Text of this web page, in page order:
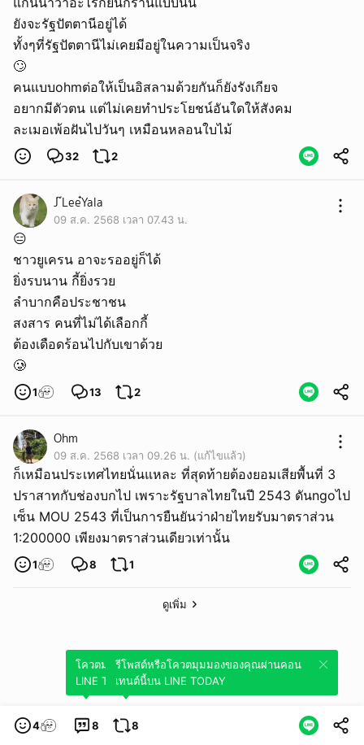
ยังจะรัฐปัตตานีอยู่ได้
ทั้งๆที่รัฐปัตตานีไม่เคยมีอยู่ในความเป็นจริง
🙄
คนแบบohmต่อให้เป็นอิสลามด้วยกันก็ยังรังเกียจ
อยากมีตัวตน แต่ไม่เคยทำประโยชน์อันใดให้สังคม
ละเมอเพ้อฝันไปวันๆ เหมือนหลอนใบไม้
32 2
J ๊Lee๋Yala
09 ส.ค. 2568 เวลา 07.43 น.
😑
ชาวยูเครน อาจะรออยู่ก็ได้
ยิ่งรบนาน กี้ยิ่งรวย
ลำบากคือประชาชน
สงสาร คนที่ไม่ได้เลือกกี้
ต้องเดือดร้อนไปกับเขาด้วย
🥲
1 13 2
Ohm
09 ส.ค. 2568 เวลา 09.26 น. (แก้ไขแล้ว)
ก็เหมือนประเทศไทยนั่นแหละ ที่สุดท้ายต้องยอมเสียพื้นที่ 3
ปราสาทกับช่องบกไป เพราะรัฐบาลไทยในปี 2543 ดันngoไป
เซ็น MOU 2543 ที่เป็นการยืนยันว่าฝ่ายไทยรับมาตราส่วน
1:200000 เพียงมาตราส่วนเดียวเท่านั้น
1 8 1
ดูเพิ่ม
4 8
โควตมุมมองของคุณผ่านคอนเทนต์นี้บน
LINE TODAY
8
รีโพสต์หรือโควตมุมมองของคุณผ่านคอน
เทนต์นี้บน LINE TODAY